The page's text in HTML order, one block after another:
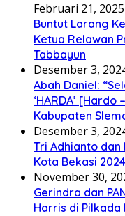
Februari 21, 2025
Buntut Larang
Ketua Relawan
Tabbayun
Desember 3,
Abah Daniel:
‘HARDA’
Kabupaten
Desember 3,
Tri Adhianto dan
Kota Bekasi 2024
November 30,
Gerindra dan
Harris di Pilkada